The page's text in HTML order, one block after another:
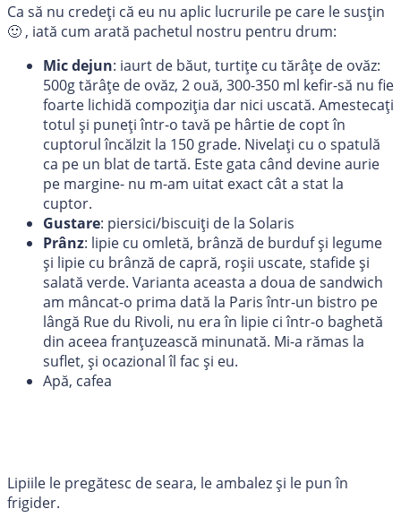
Ca să nu credeți că eu nu aplic lucrurile pe care le susțin
🙂 , iată cum arată pachetul nostru pentru drum:
Mic dejun: iaurt de băut, turtițe cu tărâțe de ovăz:
500g tărâțe de ovăz, 2 ouă, 300-350 ml kefir-să nu fie
foarte lichidă compoziția dar nici uscată. Amestecați
totul și puneți într-o tavă pe hârtie de copt în
cuptorul încălzit la 150 grade. Nivelați cu o spatulă
ca pe un blat de tartă. Este gata când devine aurie
pe margine- nu m-am uitat exact cât a stat la
cuptor.
Gustare: piersici/biscuiți de la Solaris
Prânz: lipie cu omletă, brânză de burduf și legume
și lipie cu brânză de capră, roșii uscate, stafide și
salată verde. Varianta aceasta a doua de sandwich
am mâncat-o prima dată la Paris într-un bistro pe
lângă Rue du Rivoli, nu era în lipie ci într-o baghetă
din aceea franțuzească minunată. Mi-a rămas la
suflet, și ocazional îl fac și eu.
Apă, cafea
Lipiile le pregătesc de seara, le ambalez și le pun în
frigider.